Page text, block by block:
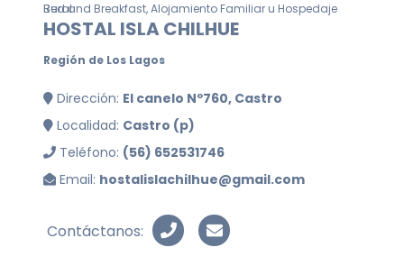
Bed and Breakfast, Alojamiento Familiar u Hospedaje Rural
HOSTAL ISLA CHILHUE
Región de Los Lagos
Dirección: El canelo Nº760, Castro
Localidad: Castro (p)
Teléfono: (56) 652531746
Email: hostalislachilhue@gmail.com
Contáctanos: